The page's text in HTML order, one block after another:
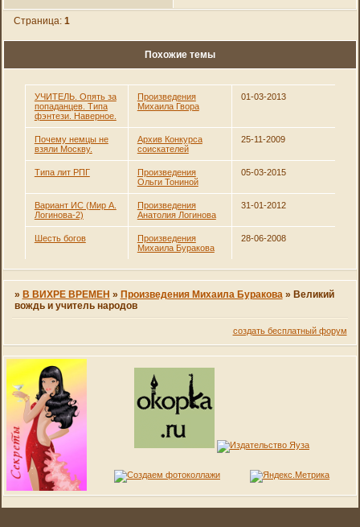
Страница: 1
Похожие темы
УЧИТЕЛЬ. Опять за
попаданцев. Типа
фэнтези. Наверное.
Произведения
Михаила Гвора
01-03-2013
Почему немцы не
взяли Москву.
Архив Конкурса
соискателей
25-11-2009
Типа лит РПГ
Произведения
Ольги Тониной
05-03-2015
Вариант ИС (Мир А.
Логинова-2)
Произведения
Анатолия Логинова
31-01-2012
Шесть богов
Произведения
Михаила Буракова
28-06-2008
» В ВИХРЕ ВРЕМЕН » Произведения Михаила Буракова » Великий
вождь и учитель народов
создать бесплатный форум